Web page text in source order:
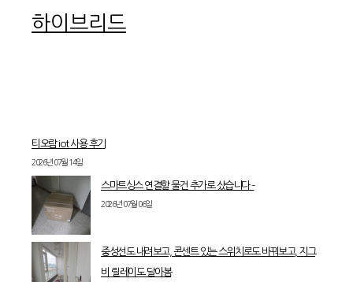
하이브리드
티오람 iot 사용 후기
2026년 07월 14일
스마트싱스 연결할 물건 추가로 샀습니다 –
2026년 07월 06일
중성선도 내려보고, 콘센트 있는 스위치로도 바꿔보고, 지그
비 릴레이도 달아봄